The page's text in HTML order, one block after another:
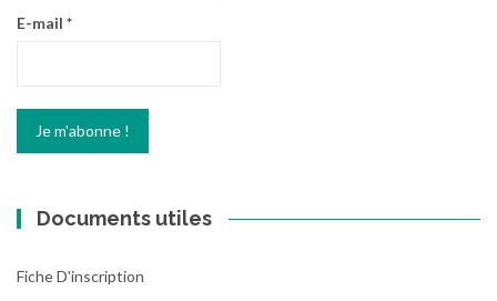
E-mail *
Documents utiles
Fiche D'inscription